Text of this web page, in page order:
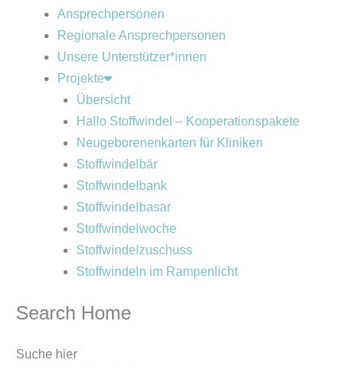
Ansprechpersonen
Regionale Ansprechpersonen
Unsere Unterstützer*innen
Projekte
Übersicht
Hallo Stoffwindel – Kooperationspakete
Neugeborenenkarten für Kliniken
Stoffwindelbär
Stoffwindelbank
Stoffwindelbasar
Stoffwindelwoche
Stoffwindelzuschuss
Stoffwindeln im Rampenlicht
Search Home
Suche hier